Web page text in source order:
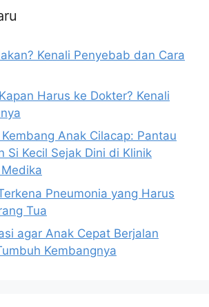
Kenali Penyebab dan Cara
Harus ke Dokter? Kenali
Anak Cilacap: Pantau
Si Kecil Sejak Dini di Klinik
Pneumonia yang Harus
Tua
agar Anak Cepat Berjalan
Kembangnya